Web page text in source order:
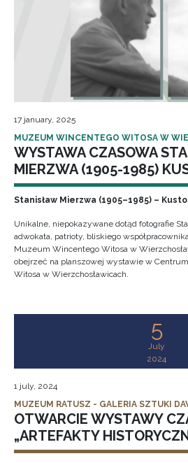
17 january, 2025
MUZEUM WINCENTEGO WITOSA W
WYSTAWA CZASOWA
MIERZWA (1905-1985)
Stanisław Mierzwa (1905–1985) –
Unikalne, niepokazywane dotąd fotografie
adwokata, patrioty, bliskiego
Muzeum Wincentego Witosa w
obejrzeć na planszowej wystawie w
Witosa w Wierzchosławicach.
5
July
2024
1 july, 2024
MUZEUM RATUSZ - GALERIA SZTUKI
OTWARCIE WYSTAWY
„ARTEFAKTY